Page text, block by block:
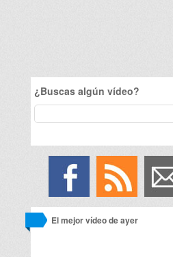
¿Buscas algún vídeo?
El mejor vídeo de ayer